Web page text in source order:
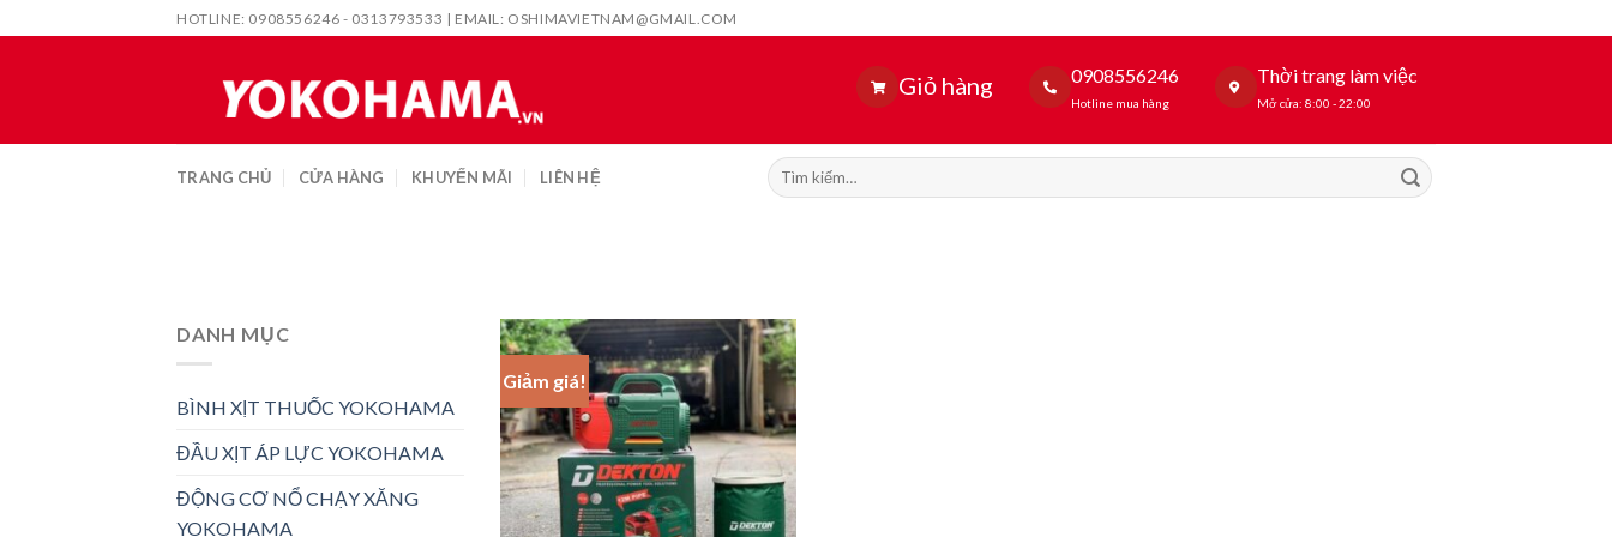
to
HOTLINE: 0908556246 - 0313793533 | EMAIL: OSHIMAVIETNAM@GMAIL.COM
Giỏ hàng 0908556246
Hotline mua hàng
Thời trang làm việc
Mở cửa: 8:00 - 22:00
TRANG CHỦ CỬA HÀNG KHUYẾN MÃI LIÊN HỆ
Tìm
kiếm:
DANH MỤC
BÌNH XỊT THUỐC YOKOHAMA
ĐẦU XỊT ÁP LỰC YOKOHAMA
ĐỘNG CƠ NỔ CHẠY XĂNG
YOKOHAMA
Giảm giá!